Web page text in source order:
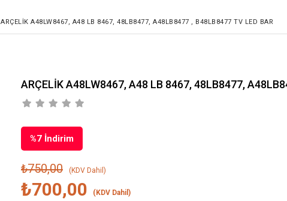
ARÇELİK A48LW8467, A48 LB 8467, 48LB8477, A48LB8477 , B48LB8477 TV LED BAR
ARÇELİK A48LW8467, A48 LB 8467, 48LB8477,
%7 İndirim
₺750,00 (KDV Dahil)
₺700,00 (KDV Dahil)